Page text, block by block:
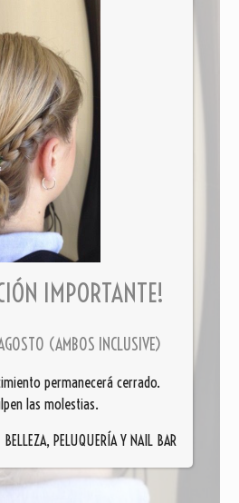
IMPORTANTE!
(AMBOS INCLUSIVE)
permanecerá cerrado.
las molestias.
BELLEZA, PELUQUERÍA Y NAIL BAR